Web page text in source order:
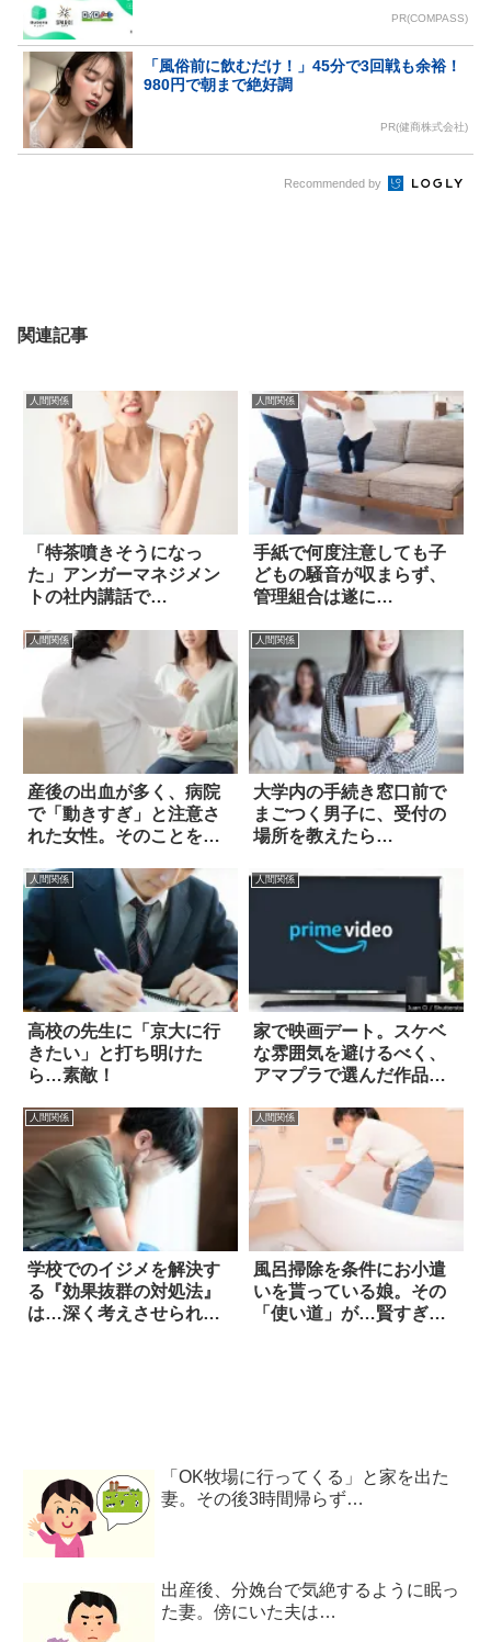
PR(COMPASS)
「風俗前に飲むだけ！」45分で3回戦も余裕！
980円で朝まで絶好調
PR(健商株式会社)
Recommended by
関連記事
人間関係
「特茶噴きそうになっ
た」アンガーマネジメン
トの社内講話で…
人間関係
手紙で何度注意しても子
どもの騒音が収まらず、
管理組合は遂に…
人間関係
産後の出血が多く、病院
で「動きすぎ」と注意さ
れた女性。そのことを夫
人間関係
大学内の手続き窓口前で
まごつく男子に、受付の
場所を教えたら…
人間関係
高校の先生に「京大に行
きたい」と打ち明けた
ら…素敵！
人間関係
家で映画デート。スケベ
な雰囲気を避けるべく、
アマプラで選んだ作品
人間関係
学校でのイジメを解決す
る『効果抜群の対処法』
は…深く考えさせられる
人間関係
風呂掃除を条件にお小遣
いを貰っている娘。その
「使い道」が…賢すぎ
「OK牧場に行ってくる」と家を出た
妻。その後3時間帰らず…
出産後、分娩台で気絶するように眠っ
た妻。傍にいた夫は…